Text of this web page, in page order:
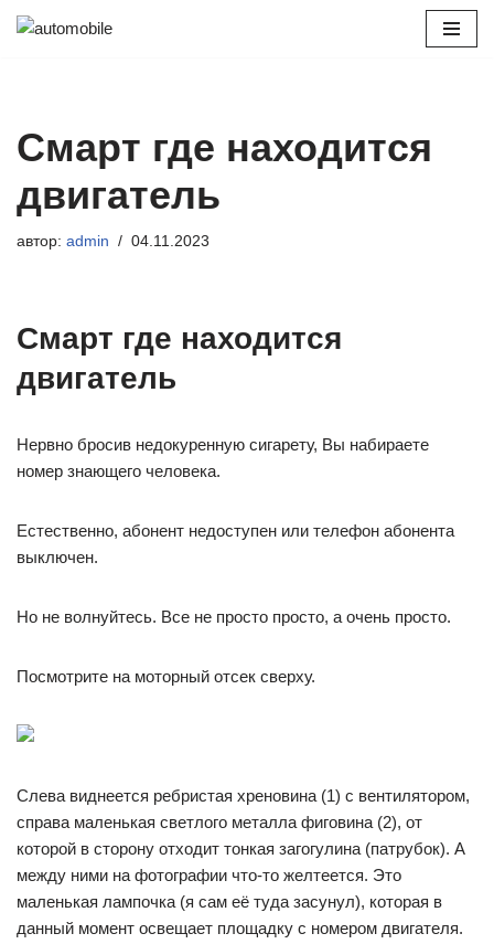
Смарт где находится
двигатель
автор: admin 04.11.2023
Смарт где находится
двигатель
Нервно бросив недокуренную сигарету, Вы набираете
номер знающего человека.
Естественно, абонент недоступен или телефон абонента
выключен.
Но не волнуйтесь. Все не просто просто, а очень просто.
Посмотрите на моторный отсек сверху.
Слева виднеется ребристая хреновина (1) с вентилятором,
справа маленькая светлого металла фиговина (2), от
которой в сторону отходит тонкая загогулина (патрубок). А
между ними на фотографии что-то желтеется. Это
маленькая лампочка (я сам её туда засунул), которая в
данный момент освещает площадку с номером двигателя.